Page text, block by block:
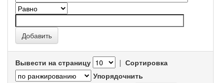
Вывести на страницу | Сортировка
Упорядочнить